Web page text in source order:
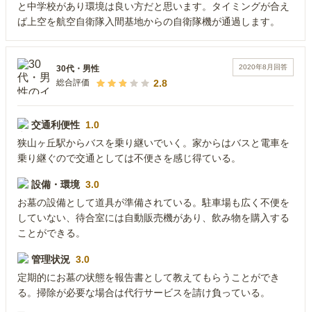
と中学校があり環境は良い方だと思います。タイミングが合え
ば上空を航空自衛隊入間基地からの自衛隊機が通過します。
2020年8月 回答
30代 ・ 男性
総合評価
2.8
交通利便性 1.0
狭山ヶ丘駅からバスを乗り継いでいく。家からはバスと電車を
乗り継ぐので交通としては不便さを感じ得ている。
設備・環境 3.0
お墓の設備として道具が準備されている。駐車場も広く不便を
していない、待合室には自動販売機があり、飲み物を購入する
ことができる。
管理状況 3.0
定期的にお墓の状態を報告書として教えてもらうことができ
る。掃除が必要な場合は代行サービスを請け負っている。